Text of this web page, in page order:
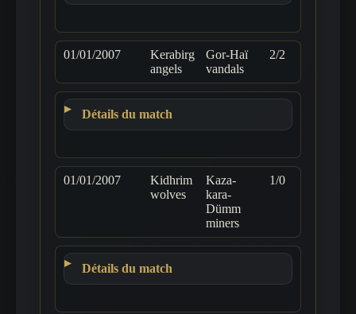
01/01/2007
Kerabirg
angels
Gor-Haï
vandals
2/2
Détails du match
01/01/2007
Kidhrim
wolves
Kaza-
kara-
Dümm
miners
1/0
Détails du match